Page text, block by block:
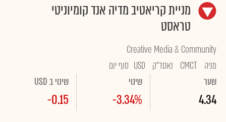
מניית קריאטיב מדיה אנד קומיוניטי
טראסט
Creative Media & Community
מניה CMCT נאסד"ק USD סוף יום
שער
4.34
שינוי
-3.34%
שינוי ב USD
-0.15